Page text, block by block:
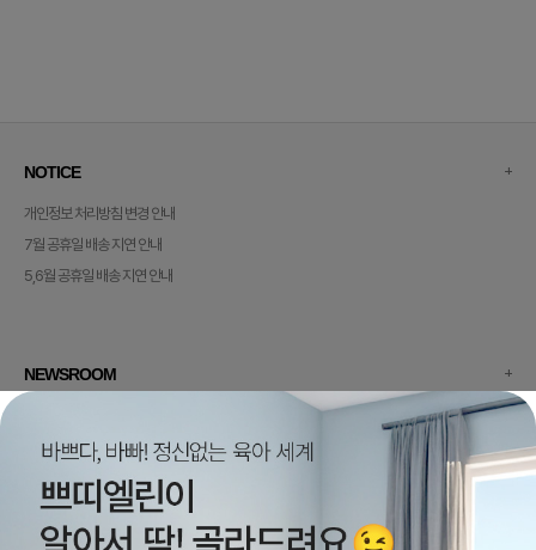
NOTICE
개인정보 처리방침 변경 안내
7월 공휴일 배송 지연 안내
5,6월 공휴일 배송 지연 안내
+
NEWSROOM +
이용약관 개인정보 처리방침 회사소개 멤버십안내
(주)쁘띠엘린